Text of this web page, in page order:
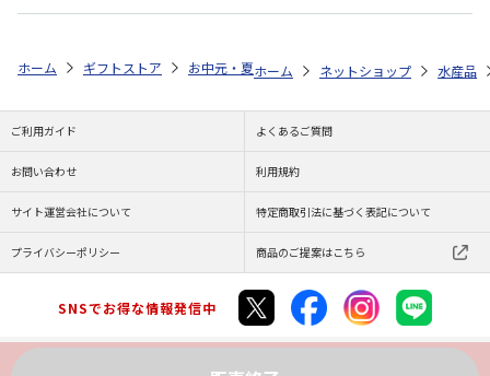
ホーム ギフトストア お中元・夏ギフト特集 2026 ゆうゆうギフト
ホーム ネットショップ 水産品
ご利用ガイド よくあるご質問
お問い合わせ 利用規約
サイト運営会社について 特定商取引法に基づく表記について
プライバシーポリシー 商品のご提案はこちら
SNSでお得な情報発信中